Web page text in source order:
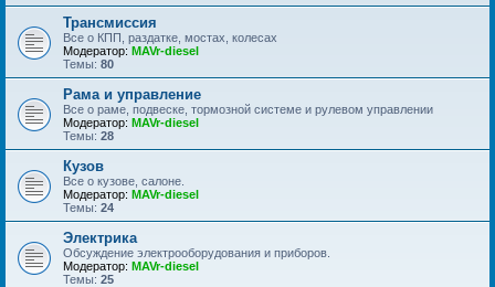
Трансмиссия
Все о КПП, раздатке, мостах, колесах
Модератор: MAVr-diesel
Темы: 80
Рама и управление
Все о раме, подвеске, тормозной системе и рулевом управлении
Модератор: MAVr-diesel
Темы: 28
Кузов
Все о кузове, салоне.
Модератор: MAVr-diesel
Темы: 24
Электрика
Обсуждение электрооборудования и приборов.
Модератор: MAVr-diesel
Темы: 25